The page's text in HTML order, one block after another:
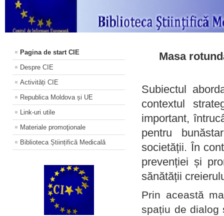
Pagina de start CIE
Despre CIE
Activități CIE
Republica Moldova și UE
Link-uri utile
Materiale promoţionale
Biblioteca Științifică Medicală
Masa
Subiectul
contextul
important,
pentru
societății. În
prevenției și
sănătății
Prin această
spațiu de dialog